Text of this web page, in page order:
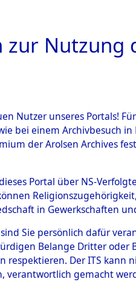
0002
Nutzung
Nutzer unseres Portals!
bei einem Archivbesuch
der Arolsen Archives
Portal über NS-
in Gewerkschaften
Sie persönlich dafür
Belange Dritter
respektieren. Der ITS
verantwortlich gemacht